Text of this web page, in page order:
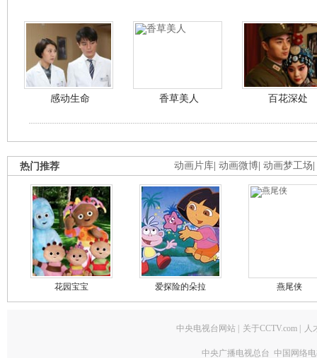
感动生命 香草美人 百花深处
动画片库 动画微博 动画梦工场
热门推荐
花园宝宝 爱探险的朵拉 燕尾侠
中央电视台网站 关于CCTV.com 人
中央广播电视总台 中国网络